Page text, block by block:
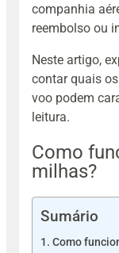
companhia
reembolso ou
Neste artigo,
contar quais
voo podem
leitura.
Como
milhas?
Sumário
Como